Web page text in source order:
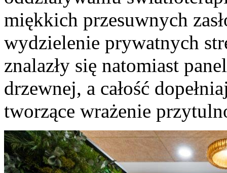
miękkich przesuwnych
wydzielenie prywatnych
znalazły się natomiast
drzewnej, a całość
tworzące wrażenie